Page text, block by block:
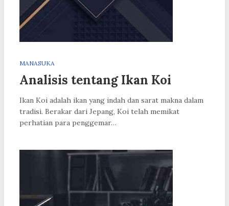
MANASUKA
Analisis tentang Ikan Koi
Ikan Koi adalah ikan yang indah dan sarat makna dalam
tradisi. Berakar dari Jepang, Koi telah memikat
perhatian para penggemar…